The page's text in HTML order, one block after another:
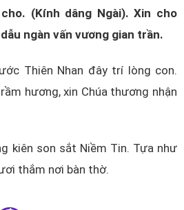
(Kính dâng Ngài). Xin cho
ngàn vấn vương gian trần.
Thiên Nhan đây trí lòng con.
hương, xin Chúa thương nhận
kiên son sắt Niềm Tin. Tựa như
thắm nơi bàn thờ.